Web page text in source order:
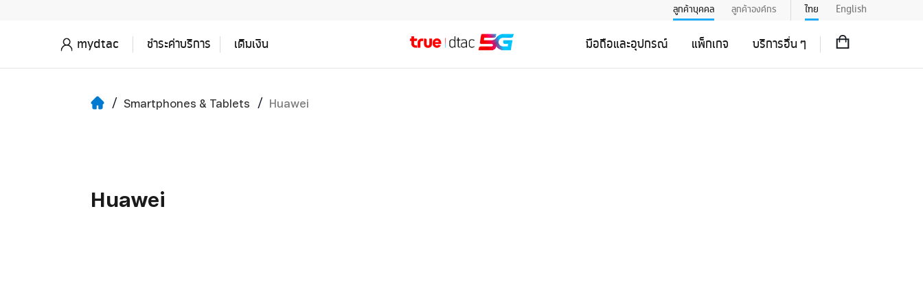
ลูกค้าบุคคล ลูกค้าองค์กร ไทย English
mydtac ชำระค่าบริการ เติมเงิน มือถือและอุปกรณ์ แพ็กเกจ บริการอื่น ๆ
Smartphones & Tablets Huawei
Huawei